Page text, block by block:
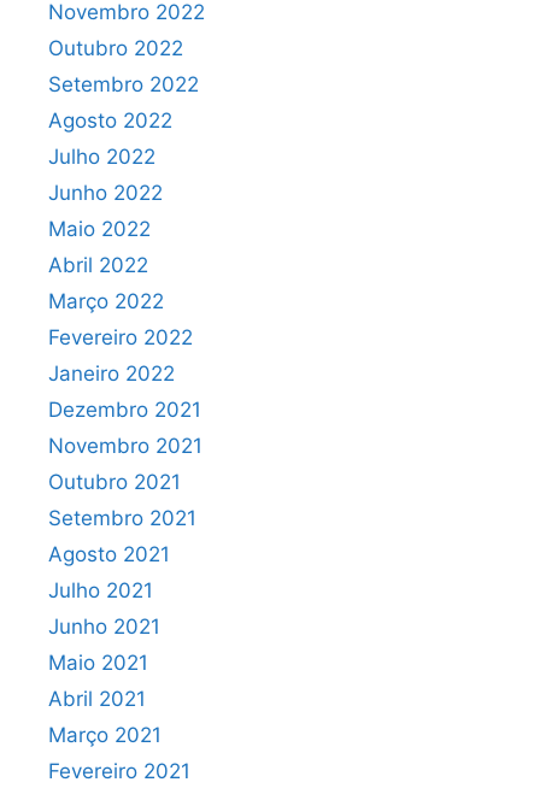
Novembro 2022
Outubro 2022
Setembro 2022
Agosto 2022
Julho 2022
Junho 2022
Maio 2022
Abril 2022
Março 2022
Fevereiro 2022
Janeiro 2022
Dezembro 2021
Novembro 2021
Outubro 2021
Setembro 2021
Agosto 2021
Julho 2021
Junho 2021
Maio 2021
Abril 2021
Março 2021
Fevereiro 2021